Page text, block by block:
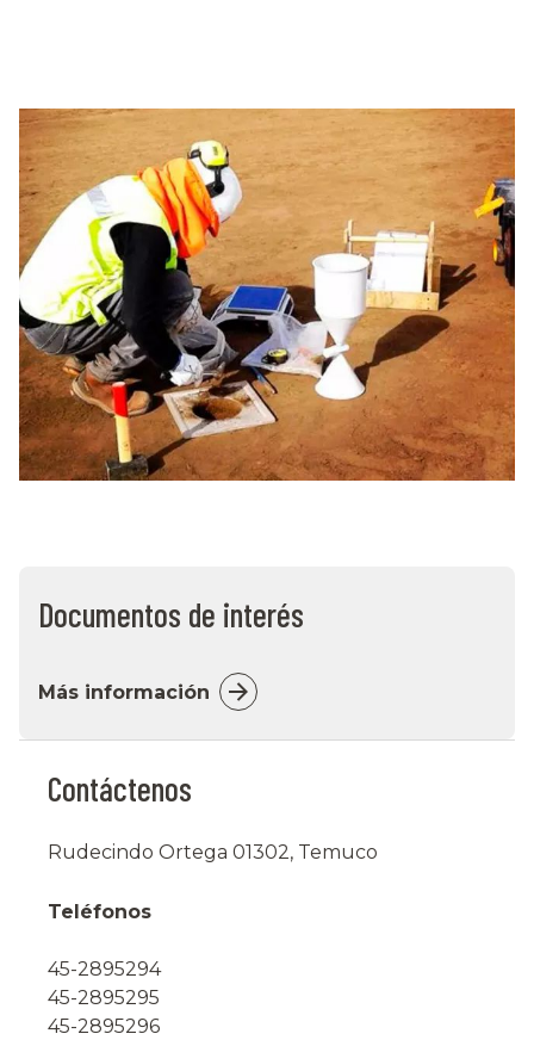
Documentos de interés
Más información
Contáctenos
Rudecindo Ortega 01302, Temuco
Teléfonos
45-2895294
45-2895295
45-2895296